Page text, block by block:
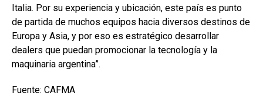
Italia. Por su experiencia y ubicación, este país es punto
de partida de muchos equipos hacia diversos destinos de
Europa y Asia, y por eso es estratégico desarrollar
dealers que puedan promocionar la tecnología y la
maquinaria argentina”.
Fuente: CAFMA